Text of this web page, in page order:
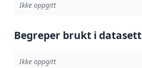
Ikke oppgitt
Begreper brukt i datasett
Ikke oppgitt